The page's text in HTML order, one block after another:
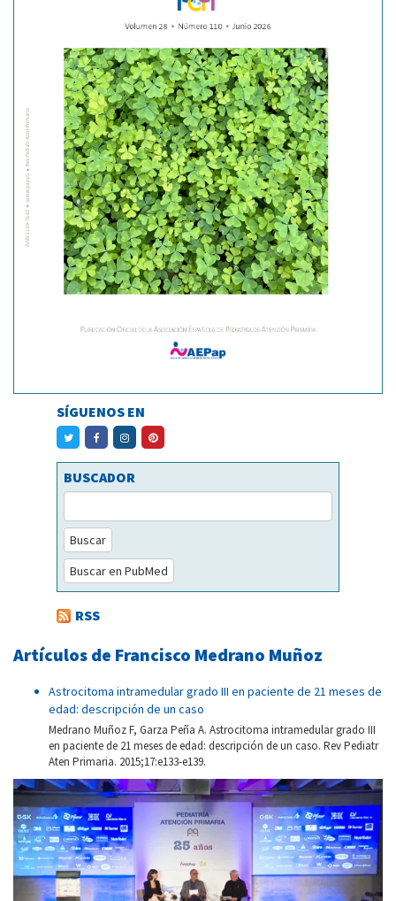
SÍGUENOS EN
BUSCADOR
Buscar
Buscar en PubMed
RSS
Artículos de Francisco Medrano Muñoz
Astrocitoma intramedular grado III en paciente de 21 meses de
edad: descripción de un caso
Medrano Muñoz F, Garza Peña A. Astrocitoma intramedular grado III
en paciente de 21 meses de edad: descripción de un caso. Rev Pediatr
Aten Primaria. 2015;17:e133-e139.